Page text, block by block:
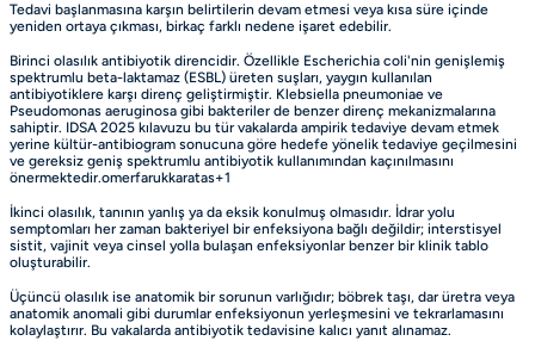
Tedavi başlanmasına karşın belirtilerin devam etmesi veya kısa süre içinde
yeniden ortaya çıkması, birkaç farklı nedene işaret edebilir.
Birinci olasılık antibiyotik direncidir. Özellikle Escherichia coli'nin genişlemiş
spektrumlu beta-laktamaz (ESBL) üreten suşları, yaygın kullanılan
antibiyotiklere karşı direnç geliştirmiştir. Klebsiella pneumoniae ve
Pseudomonas aeruginosa gibi bakteriler de benzer direnç mekanizmalarına
sahiptir. IDSA 2025 kılavuzu bu tür vakalarda ampirik tedaviye devam etmek
yerine kültür-antibiogram sonucuna göre hedefe yönelik tedaviye geçilmesini
ve gereksiz geniş spektrumlu antibiyotik kullanımından kaçınılmasını
önermektedir.omerfarukkaratas+1
İkinci olasılık, tanının yanlış ya da eksik konulmuş olmasıdır. İdrar yolu
semptomları her zaman bakteriyel bir enfeksiyona bağlı değildir; interstisyel
sistit, vajinit veya cinsel yolla bulaşan enfeksiyonlar benzer bir klinik tablo
oluşturabilir.
Üçüncü olasılık ise anatomik bir sorunun varlığıdır; böbrek taşı, dar üretra veya
anatomik anomali gibi durumlar enfeksiyonun yerleşmesini ve tekrarlamasını
kolaylaştırır. Bu vakalarda antibiyotik tedavisine kalıcı yanıt alınamaz.